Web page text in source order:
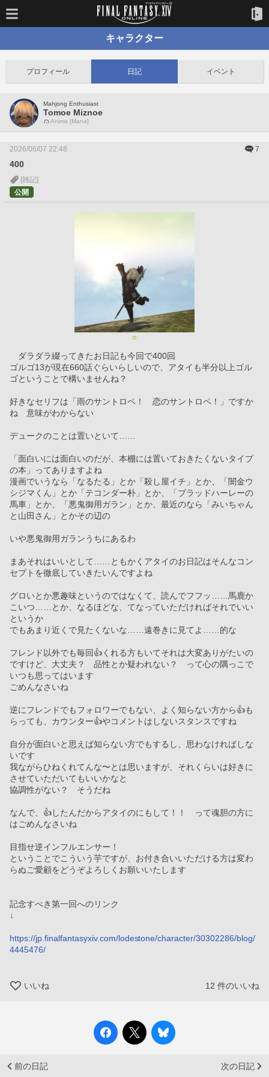
キャラクター
プロフィール 日記 イベント
Mahjong Enthusiast
Tomoe Miznoe
Anima [Mana]
2026/06/07 22:48 7
400
[雑記]
公開
ダラダラ綴ってきたお日記も今回で400回
ゴルゴ13が現在660話ぐらいらしいので、アタイも半分以上ゴル
ゴということで構いませんね？
好きなセリフは「雨のサントロペ！　恋のサントロペ！」ですか
ね　意味がわからない
デュークのことは置いといて……
「面白いには面白いのだが、本棚には置いておきたくないタイプ
の本」ってありますよね
漫画でいうなら「なるたる」とか「殺し屋イチ」とか、「闇金ウ
シジマくん」とか「テコンダー朴」とか、「ブラッドハーレーの
馬車」とか、「悪鬼御用ガラン」とか、最近のなら「みいちゃん
と山田さん」とかその辺の
いや悪鬼御用ガランうちにあるわ
まあそれはいいとして……ともかくアタイのお日記はそんなコン
セプトを徹底していきたいんですよね
グロいとか悪趣味というのではなくて、読んでフフッ……馬鹿か
こいつ……とか、なるほどな、てなっていただければそれでいい
というか
でもあまり近くで見たくないな……遠巻きに見てよ……的な
フレンド以外でも毎回👍くれる方もいてそれは大変ありがたいの
ですけど、大丈夫？　品性とか疑われない？　って心の隅っこで
いつも思ってはいます
ごめんなさいね
逆にフレンドでもフォロワーでもない、よく知らない方から👍も
らっても、カウンター👍やコメントはしないスタンスですね
自分が面白いと思えば知らない方でもするし、思わなければしな
いです
我ながらひねくれてんな〜とは思いますが、それくらいは好きに
させていただいてもいいかなと
協調性がない？　そうだね
なんで、👍したんだからアタイのにもして！！　って魂胆の方に
はごめんなさいね
目指せ逆インフルエンサー！
ということでこういう芋ですが、お付き合いいただける方は変わ
らぬご愛顧をどうぞよろしくお願いいたします
記念すべき第一回へのリンク
↓
https://jp.finalfantasyxiv.com/lodestone/character/30302286/blog/
4445476/
いいね 12 件のいいね
前の日記 次の日記